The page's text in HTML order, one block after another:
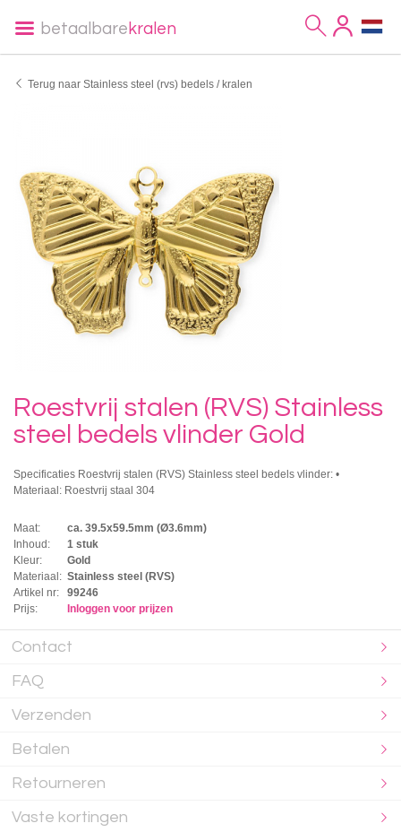
betaalbare kralen
Terug naar Stainless steel (rvs) bedels / kralen
Roestvrij stalen (RVS) Stainless
steel bedels vlinder Gold
Specificaties Roestvrij stalen (RVS) Stainless steel bedels vlinder: •
Materiaal: Roestvrij staal 304
Maat:
ca. 39.5x59.5mm (Ø3.6mm)
Inhoud:
1 stuk
Kleur:
Gold
Materiaal: Stainless steel (RVS)
Artikel nr:
99246
Prijs:
Inloggen voor prijzen
Contact
FAQ
Verzenden
Betalen
Retourneren
Vaste kortingen